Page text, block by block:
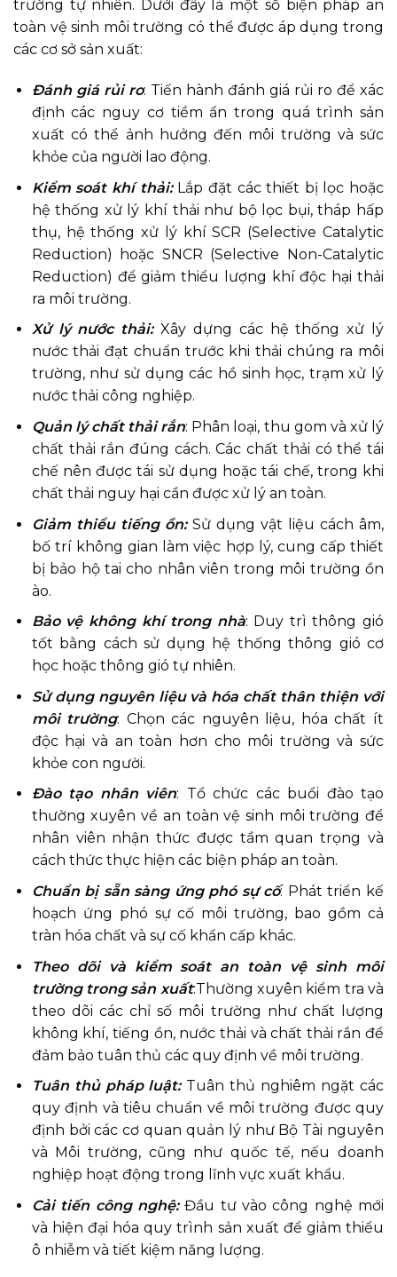
trường tự nhiên. Dưới đây là một số biện pháp an
toàn vệ sinh môi trường có thể được áp dụng trong
các cơ sở sản xuất:
Đánh giá rủi ro: Tiến hành đánh giá rủi ro để xác
định các nguy cơ tiềm ẩn trong quá trình sản
xuất có thể ảnh hưởng đến môi trường và sức
khỏe của người lao động.
Kiểm soát khí thải:Lắp đặt các thiết bị lọc hoặc
hệ thống xử lý khí thải như bộ lọc bụi, tháp hấp
thụ, hệ thống xử lý khí SCR (Selective Catalytic
Reduction) hoặc SNCR (Selective Non-Catalytic
Reduction) để giảm thiểu lượng khí độc hại thải
ra môi trường.
Xử lý nước thải:Xây dựng các hệ thống xử lý
nước thải đạt chuẩn trước khi thải chúng ra môi
trường, như sử dụng các hồ sinh học, trạm xử lý
nước thải công nghiệp.
Quản lý chất thải rắn: Phân loại, thu gom và xử lý
chất thải rắn đúng cách. Các chất thải có thể tái
chế nên được tái sử dụng hoặc tái chế, trong khi
chất thải nguy hại cần được xử lý an toàn.
Giảm thiểu tiếng ồn:Sử dụng vật liệu cách âm,
bố trí không gian làm việc hợp lý, cung cấp thiết
bị bảo hộ tai cho nhân viên trong môi trường ồn
ào.
Bảo vệ không khí trong nhà: Duy trì thông gió
tốt bằng cách sử dụng hệ thống thông gió cơ
học hoặc thông gió tự nhiên.
Sử dụng nguyên liệu và hóa chất thân thiện với
môi trường: Chọn các nguyên liệu, hóa chất ít
độc hại và an toàn hơn cho môi trường và sức
khỏe con người.
Đào tạo nhân viên: Tổ chức các buổi đào tạo
thường xuyên về an toàn vệ sinh môi trường để
nhân viên nhận thức được tầm quan trọng và
cách thức thực hiện các biện pháp an toàn.
Chuẩn bị sẵn sàng ứng phó sự cố: Phát triển kế
hoạch ứng phó sự cố môi trường, bao gồm cả
tràn hóa chất và sự cố khẩn cấp khác.
Theo dõi và kiểm soát an toàn vệ sinh môi
trường trong sản xuất:Thường xuyên kiểm tra và
theo dõi các chỉ số môi trường như chất lượng
không khí, tiếng ồn, nước thải và chất thải rắn để
đảm bảo tuân thủ các quy định về môi trường.
Tuân thủ pháp luật:Tuân thủ nghiêm ngặt các
quy định và tiêu chuẩn về môi trường được quy
định bởi các cơ quan quản lý như Bộ Tài nguyên
và Môi trường, cũng như quốc tế, nếu doanh
nghiệp hoạt động trong lĩnh vực xuất khẩu.
Cải tiến công nghệ:Đầu tư vào công nghệ mới
và hiện đại hóa quy trình sản xuất để giảm thiểu
ô nhiễm và tiết kiệm năng lượng.